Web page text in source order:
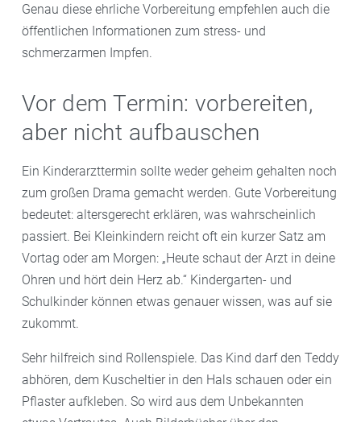
Genau diese ehrliche Vorbereitung empfehlen auch die
öffentlichen Informationen zum stress- und
schmerzarmen Impfen.
Vor dem Termin: vorbereiten,
aber nicht aufbauschen
Ein Kinderarzttermin sollte weder geheim gehalten noch
zum großen Drama gemacht werden. Gute Vorbereitung
bedeutet: altersgerecht erklären, was wahrscheinlich
passiert. Bei Kleinkindern reicht oft ein kurzer Satz am
Vortag oder am Morgen: „Heute schaut der Arzt in deine
Ohren und hört dein Herz ab.“ Kindergarten- und
Schulkinder können etwas genauer wissen, was auf sie
zukommt.
Sehr hilfreich sind Rollenspiele. Das Kind darf den Teddy
abhören, dem Kuscheltier in den Hals schauen oder ein
Pflaster aufkleben. So wird aus dem Unbekannten